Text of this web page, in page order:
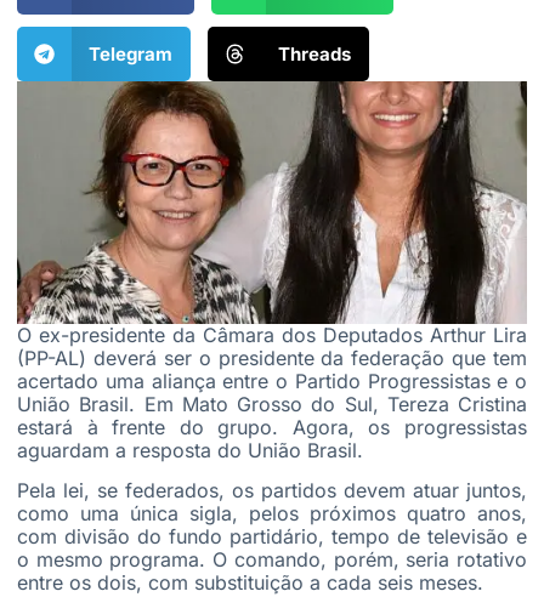
Telegram Threads
O ex-presidente da Câmara dos Deputados Arthur Lira
(PP-AL) deverá ser o presidente da federação que tem
acertado uma aliança entre o Partido Progressistas e o
União Brasil. Em Mato Grosso do Sul, Tereza Cristina
estará à frente do grupo. Agora, os progressistas
aguardam a resposta do União Brasil.
Pela lei, se federados, os partidos devem atuar juntos,
como uma única sigla, pelos próximos quatro anos,
com divisão do fundo partidário, tempo de televisão e
o mesmo programa. O comando, porém, seria rotativo
entre os dois, com substituição a cada seis meses.